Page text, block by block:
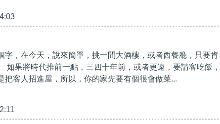
字，在今天，說來簡單，挑一間大酒樓，或者西餐廳，只要肯
如果將時代推前一點，三四十年前，或者更遠，要請客吃飯，
把客人招進屋，所以，你的家先要有個很會做菜...